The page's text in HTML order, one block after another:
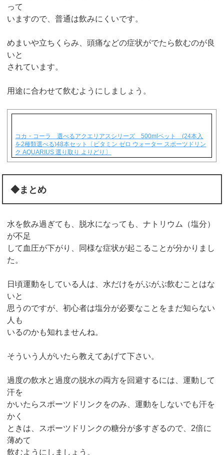
って
いますので、普通は飲みにくいです。
めまいや立ちくらみ、頭痛などの症状がでたら飲むのが良
いと
されています。
用途に合わせて飲むようにしましょう。
コカ・コーラ 選べるアクエリアスシリーズ 500mlペット (24本入
を2種類選べる)48本セット〔ビタミン ゼロ ウォーター スポーツドリン
ク AQUARIUS 選り取り よりどり〕
◆まとめ
水を飲み過ぎても、脱水になっても、ナトリウム（塩分）
が不足
して血圧が下がり、同様な症状が起こることが分かりまし
た。
日頃運動をしている人は、水だけをがぶがぶ飲むことはな
いと
思うのですが、初心者は塩分が必要なことをまだ知らない
人も
いるのかも知れませんね。
そういう人がいたら教えてあげて下さい。
過度の飲水と過度の脱水の両方を回避するには、運動して
汗を
かいたらスポーツドリンクをのみ、運動をしないでも汗を
かく
ときは、スポーツドリンクの糖分が多すぎるので、2倍に
薄めて
飲むようにしましょう。